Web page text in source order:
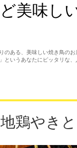
美味し
ある、美味しい焼き鳥の
いうあなたにピッタリな、
鶏やきと